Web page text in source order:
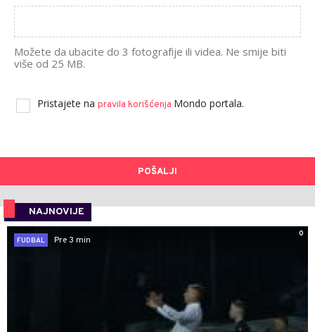
Možete da ubacite do 3 fotografije ili videa. Ne smije biti
više od 25 MB.
Pristajete na pravila korišćenja Mondo portala.
POŠALJI
NAJNOVIJE
0
FUDBAL
Pre 3 min